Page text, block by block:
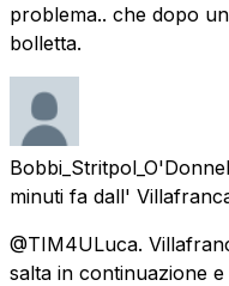
problema.. che dopo
bolletta.
minuti fa dall'
@TIM4ULuca.
salta in continuazione